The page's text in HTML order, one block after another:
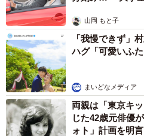
1．医療リワーク
精神科病院やクリニックが行う
セルフケア能力の向上を目指し
援医療の対象になることが多
リットがあります。
2．地域障害者職業センターに
山岡 もと子
「我慢できず」
ハグ「可愛いふ
まいどなメディア
両親は「東京キ
じた42歳元俳優
ォト」計画を明